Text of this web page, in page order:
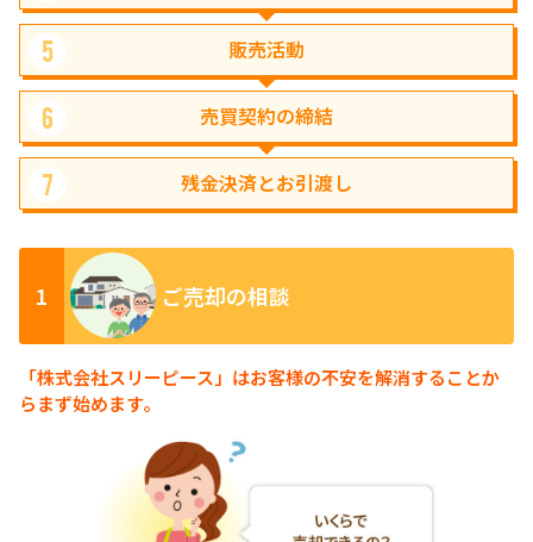
5 販売活動
6 売買契約の締結
7 残金決済とお引渡し
1 ご売却の相談
「株式会社スリーピース」はお客様の不安を解消することか
らまず始めます。